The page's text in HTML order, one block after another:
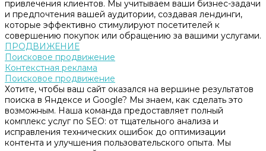
привлечения клиентов. Мы учитываем ваши бизнес-задачи
и предпочтения вашей аудитории, создавая лендинги,
которые эффективно стимулируют посетителей к
совершению покупок или обращению за вашими услугами.
ПРОДВИЖЕНИЕ
Поисковое продвижение
Контекстная реклама
Поисковое продвижение
Хотите, чтобы ваш сайт оказался на вершине результатов
поиска в Яндексе и Google? Мы знаем, как сделать это
возможным. Наша команда предоставляет полный
комплекс услуг по SEO: от тщательного анализа и
исправления технических ошибок до оптимизации
контента и улучшения пользовательского опыта. Мы